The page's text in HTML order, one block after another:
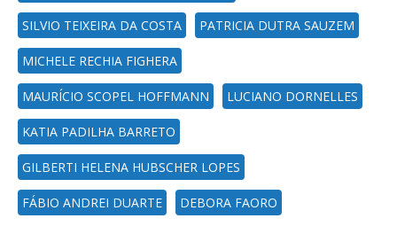
SILVIO TEIXEIRA DA COSTA PATRICIA DUTRA SAUZEM
MICHELE RECHIA FIGHERA
MAURÍCIO SCOPEL HOFFMANN LUCIANO DORNELLES
KATIA PADILHA BARRETO
GILBERTI HELENA HUBSCHER LOPES
FÁBIO ANDREI DUARTE DEBORA FAORO